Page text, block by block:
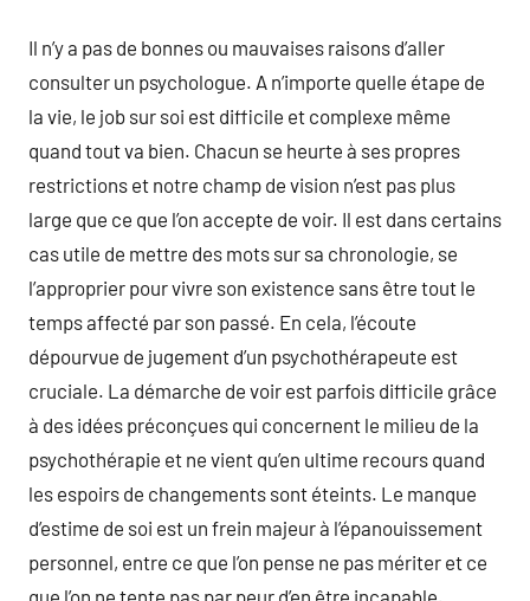
Il n’y a pas de bonnes ou mauvaises raisons d’aller
consulter un psychologue. A n’importe quelle étape de
la vie, le job sur soi est difficile et complexe même
quand tout va bien. Chacun se heurte à ses propres
restrictions et notre champ de vision n’est pas plus
large que ce que l’on accepte de voir. Il est dans certains
cas utile de mettre des mots sur sa chronologie, se
l’approprier pour vivre son existence sans être tout le
temps affecté par son passé. En cela, l’écoute
dépourvue de jugement d’un psychothérapeute est
cruciale. La démarche de voir est parfois difficile grâce
à des idées préconçues qui concernent le milieu de la
psychothérapie et ne vient qu’en ultime recours quand
les espoirs de changements sont éteints. Le manque
d’estime de soi est un frein majeur à l’épanouissement
personnel, entre ce que l’on pense ne pas mériter et ce
que l’on ne tente pas par peur d’en être incapable.